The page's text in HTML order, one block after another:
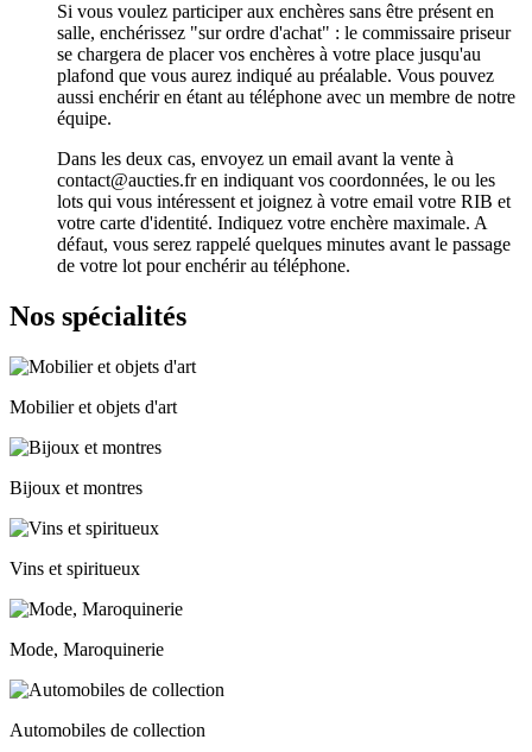
Si vous voulez participer aux enchères sans être présent en
salle, enchérissez "sur ordre d'achat" : le commissaire priseur
se chargera de placer vos enchères à votre place jusqu'au
plafond que vous aurez indiqué au préalable. Vous pouvez
aussi enchérir en étant au téléphone avec un membre de notre
équipe.
Dans les deux cas, envoyez un email avant la vente à
contact@aucties.fr en indiquant vos coordonnées, le ou les
lots qui vous intéressent et joignez à votre email votre RIB et
votre carte d'identité. Indiquez votre enchère maximale. A
défaut, vous serez rappelé quelques minutes avant le passage
de votre lot pour enchérir au téléphone.
Nos spécialités
Mobilier et objets d'art
Bijoux et montres
Vins et spiritueux
Mode, Maroquinerie
Automobiles de collection